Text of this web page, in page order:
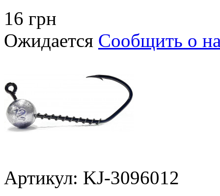
16 грн
Ожидается Сообщить о
Артикул: KJ-3096012